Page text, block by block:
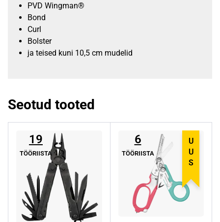
PVD Wingman®
Bond
Curl
Bolster
ja teised kuni 10,5 cm mudelid
Seotud tooted
19
TÖÖRIISTA UUS
6
TÖÖRIISTA